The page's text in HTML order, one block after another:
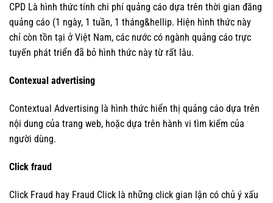
CPD Là hình thức tính chi phí quảng cáo dựa trên thời gian đăng
quảng cáo (1 ngày, 1 tuần, 1 tháng&hellip. Hiện hình thức này
chỉ còn tồn tại ở Việt Nam, các nước có ngành quảng cáo trực
tuyến phát triển đã bỏ hình thức này từ rất lâu.
Contexual advertising
Contextual Advertising là hình thức hiển thị quảng cáo dựa trên
nội dung của trang web, hoặc dựa trên hành vi tìm kiếm của
người dùng.
Click fraud
Click Fraud hay Fraud Click là những click gian lận có chủ ý xấu